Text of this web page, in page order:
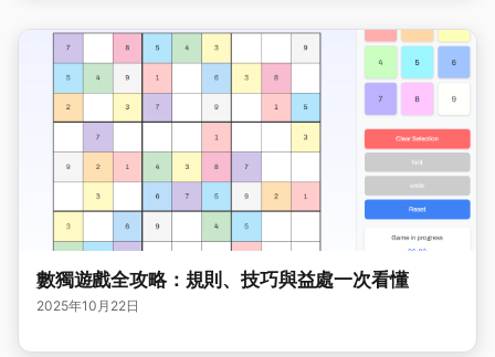
數獨遊戲全攻略：規則、技巧與益處一次看懂
2025年10月22日